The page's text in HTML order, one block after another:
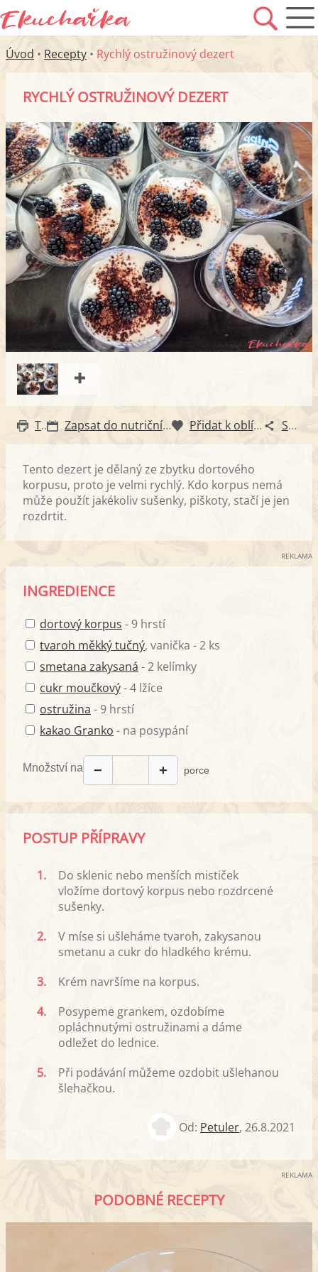
Úvod • Recepty • Rychlý ostružinový dezert
RYCHLÝ OSTRUŽINOVÝ DEZERT
Tisk Zapsat do nutričního diáře Přidat k oblíbeným Sdílet
Tento dezert je dělaný ze zbytku dortového
korpusu, proto je velmi rychlý. Kdo korpus nemá
může použít jakékoliv sušenky, piškoty, stačí je jen
rozdrtit.
REKLAMA
INGREDIENCE
dortový korpus - 9 hrstí
tvaroh měkký tučný, vanička - 2 ks
smetana zakysaná - 2 kelímky
cukr moučkový- 4 lžíce
ostružina - 9 hrstí
kakao Granko - na posypání
Množství na − + porce
POSTUP PŘÍPRAVY
1.
Do sklenic nebo menších mističek
vložíme dortový korpus nebo rozdrcené
sušenky.
2.
V míse si ušleháme tvaroh, zakysanou
smetanu a cukr do hladkého krému.
3.
Krém navršíme na korpus.
4.
Posypeme grankem, ozdobíme
opláchnutými ostružinami a dáme
odležet do lednice.
5.
Při podávání můžeme ozdobit ušlehanou
šlehačkou.
Od: Petuler, 26.8.2021
REKLAMA
PODOBNÉ RECEPTY